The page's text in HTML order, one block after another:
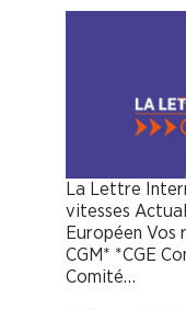
La Lettre
vitesses
Européen Vos
CGM* *CGE
Comité…